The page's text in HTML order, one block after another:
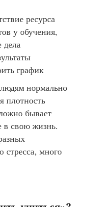
ресурса
у обучения,
дела
график
нормально
плотность
бывает
в свою жизнь.
стресса, много